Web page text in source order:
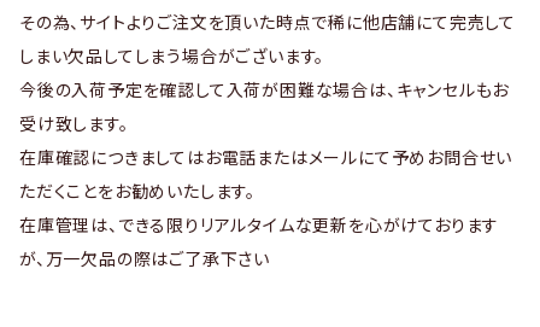
その為、サイトよりご注文を頂いた時点で稀に他店舗にて完売して
しまい欠品してしまう場合がございます。
今後の入荷予定を確認して入荷が困難な場合は、キャンセルもお
受け致します。
在庫確認につきましてはお電話またはメールにて予めお問合せい
ただくことをお勧めいたします。
在庫管理は、できる限りリアルタイムな更新を心がけております
が、万一欠品の際はご了承下さい